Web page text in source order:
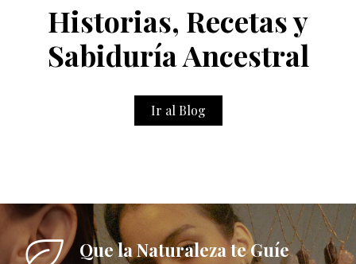
Historias, Recetas y
Sabiduría Ancestral
Ir al Blog
Que la Naturaleza te Guíe